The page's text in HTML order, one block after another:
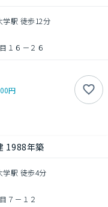
駅 徒歩12分
１６－２６
円
1988年築
駅 徒歩4分
７－１２